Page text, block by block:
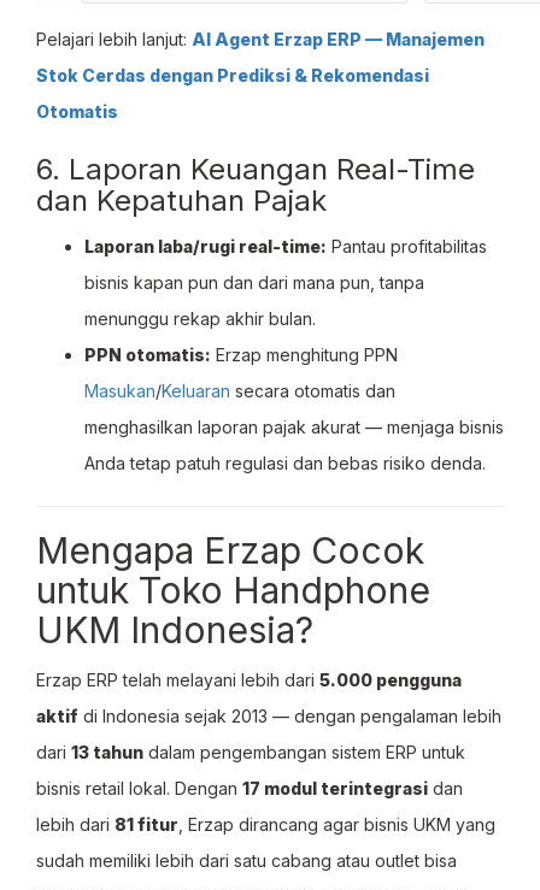
Pelajari lebih lanjut: AI Agent Erzap ERP — Manajemen
Stok Cerdas dengan Prediksi & Rekomendasi
Otomatis
6. Laporan Keuangan Real-Time
dan Kepatuhan Pajak
Laporan laba/rugi real-time: Pantau profitabilitas
bisnis kapan pun dan dari mana pun, tanpa
menunggu rekap akhir bulan.
PPN otomatis: Erzap menghitung PPN
Masukan/Keluaran secara otomatis dan
menghasilkan laporan pajak akurat — menjaga bisnis
Anda tetap patuh regulasi dan bebas risiko denda.
Mengapa Erzap Cocok
untuk Toko Handphone
UKM Indonesia?
Erzap ERP telah melayani lebih dari 5.000 pengguna
aktif di Indonesia sejak 2013 — dengan pengalaman lebih
dari 13 tahun dalam pengembangan sistem ERP untuk
bisnis retail lokal. Dengan 17 modul terintegrasi dan
lebih dari 81 fitur , Erzap dirancang agar bisnis UKM yang
sudah memiliki lebih dari satu cabang atau outlet bisa